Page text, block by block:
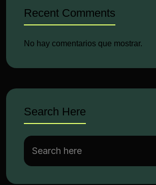
Recent Comments
No hay comentarios que mostrar.
Search Here